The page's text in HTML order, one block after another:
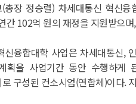
총장 정승렬) 차세대통신 혁신
간 102억 원의 재정을 지원받으
신융합대학 사업은 차세대통신,
획을 사업기간 동안 수행하게
구성된 컨소시엄(연합체)이다.